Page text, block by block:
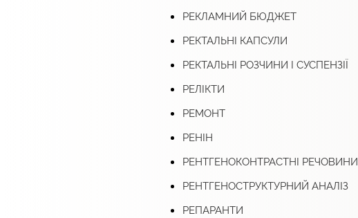
РЕКЛАМНИЙ БЮДЖЕТ
РЕКТАЛЬНІ КАПСУЛИ
РЕКТАЛЬНІ РОЗЧИНИ І СУСПЕНЗІЇ
РЕЛІКТИ
РЕМОНТ
РЕНІН
РЕНТГЕНОКОНТРАСТНІ РЕЧОВИНИ
РЕНТГЕНОСТРУКТУРНИЙ АНАЛІЗ
РЕПАРАНТИ